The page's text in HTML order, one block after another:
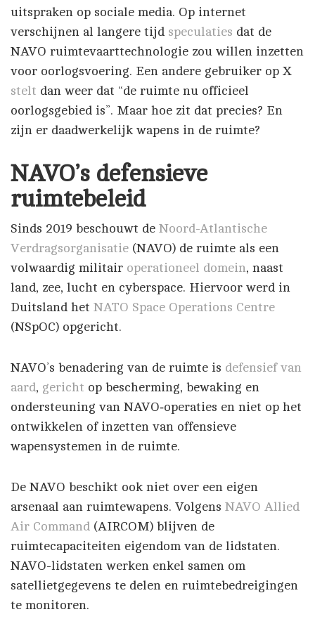
uitspraken op sociale media. Op internet
verschijnen al langere tijd speculaties dat de
NAVO ruimtevaarttechnologie zou willen inzetten
voor oorlogsvoering. Een andere gebruiker op X
stelt dan weer dat “de ruimte nu officieel
oorlogsgebied is”. Maar hoe zit dat precies? En
zijn er daadwerkelijk wapens in de ruimte?
NAVO’s defensieve
ruimtebeleid
Sinds 2019 beschouwt de Noord-Atlantische
Verdragsorganisatie (NAVO) de ruimte als een
volwaardig militair operationeel domein, naast
land, zee, lucht en cyberspace. Hiervoor werd in
Duitsland het NATO Space Operations Centre
(NSpOC) opgericht.
NAVO’s benadering van de ruimte is defensief van
aard, gericht op bescherming, bewaking en
ondersteuning van NAVO‑operaties en niet op het
ontwikkelen of inzetten van offensieve
wapensystemen in de ruimte.
De NAVO beschikt ook niet over een eigen
arsenaal aan ruimtewapens. Volgens NAVO Allied
Air Command (AIRCOM) blijven de
ruimtecapaciteiten eigendom van de lidstaten.
NAVO-lidstaten werken enkel samen om
satellietgegevens te delen en ruimtebedreigingen
te monitoren.